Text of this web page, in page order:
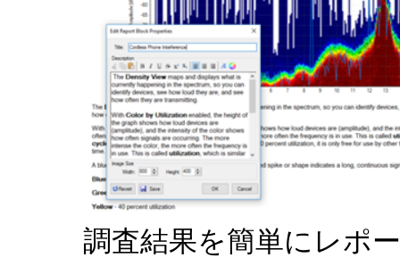
調査結果を簡単にレポ